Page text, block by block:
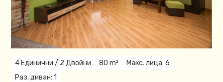
4 Единични / 2 Двойни 80 m²
Макс. лица: 6
Раз. диван: 1